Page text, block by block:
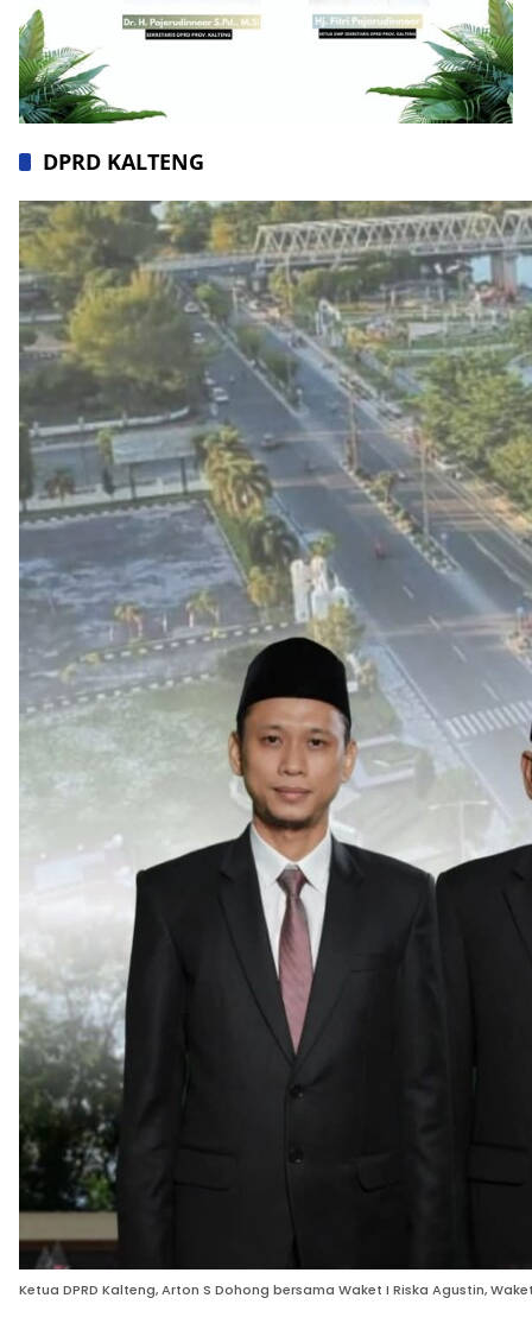
DPRD KALTENG
Ketua DPRD Kalteng, Arton S Dohong bersama Waket I Riska Agustin,